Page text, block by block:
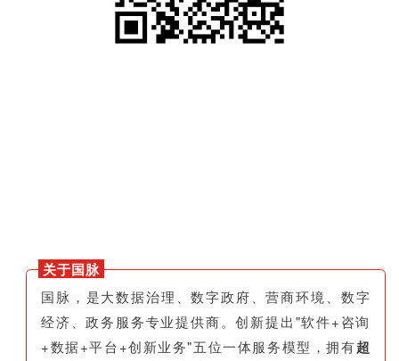
关于国脉
国脉，是大数据治理、数字政府、营商环境、数字
经济、政务服务专业提供商。创新提出"软件+咨询
+数据+平台+创新业务"五位一体服务模型，拥有超